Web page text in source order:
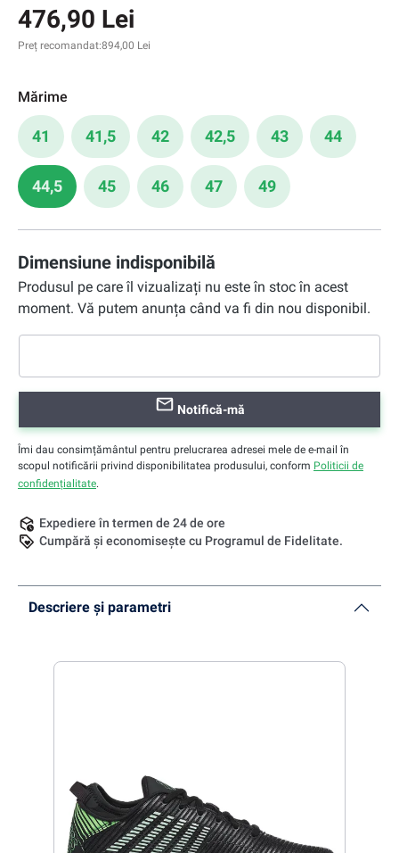
476,90 Lei
Preț recomandat:894,00 Lei
Mărime
41 41,5 42 42,5 43 44
44,5 45 46 47 49
Dimensiune indisponibilă
Produsul pe care îl vizualizați nu este în stoc în acest
moment. Vă putem anunța când va fi din nou disponibil.
Notifică-mă
Îmi dau consimțământul pentru prelucrarea adresei mele de e-mail în
scopul notificării privind disponibilitatea produsului, conform Politicii de
confidențialitate.
Expediere în termen de 24 de ore
Cumpără și economisește cu Programul de Fidelitate.
Descriere și parametri